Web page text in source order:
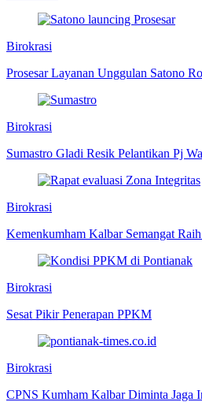
Birokrasi
Prosesar Layanan Unggulan Satono
Birokrasi
Sumastro Gladi Resik Pelantikan Pj
Birokrasi
Kemenkumham Kalbar Semangat
Birokrasi
Sesat Pikir Penerapan PPKM
Birokrasi
CPNS Kumham Kalbar Diminta Jaga